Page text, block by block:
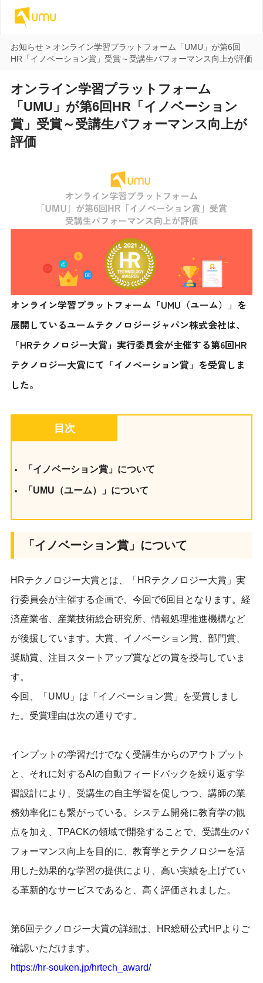
お知らせ> オンライン学習プラットフォーム「UMU」が第6回
HR「イノベーション賞」受賞～受講生パフォーマンス向上が評価
オンライン学習プラットフォーム
「UMU」が第6回HR「イノベーション
賞」受賞～受講生パフォーマンス向上が
評価
オンライン学習プラットフォーム「UMU（ユーム）」を
展開しているユームテクノロジージャパン株式会社は、
「HRテクノロジー大賞」実行委員会が主催する第6回HR
テクノロジー大賞にて「イノベーション賞」を受賞しま
した。
目次
「イノベーション賞」について
「UMU（ユーム）」について
「イノベーション賞」について
HRテクノロジー大賞とは、「HRテクノロジー大賞」実
行委員会が主催する企画で、今回で6回目となります。経
済産業省、産業技術総合研究所、情報処理推進機構など
が後援しています。大賞、イノベーション賞、部門賞、
奨励賞、注目スタートアップ賞などの賞を授与していま
す。
今回、「UMU」は「イノベーション賞」を受賞しまし
た。受賞理由は次の通りです。
インプットの学習だけでなく受講生からのアウトプット
と、それに対するAIの自動フィードバックを繰り返す学
習設計により、受講生の自主学習を促しつつ、講師の業
務効率化にも繋がっている。システム開発に教育学の観
点を加え、TPACKの領域で開発することで、受講生のパ
フォーマンス向上を目的に、教育学とテクノロジーを活
用した効果的な学習の提供により、高い実績を上げてい
る革新的なサービスであると、高く評価されました。
第6回テクノロジー大賞の詳細は、HR総研公式HPよりご
確認いただけます。
https://hr-souken.jp/hrtech_award/